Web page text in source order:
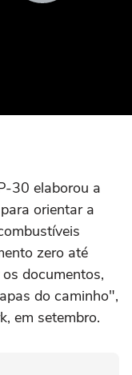
30 elaborou a
orientar a
zero até
documentos,
do caminho",
em setembro.